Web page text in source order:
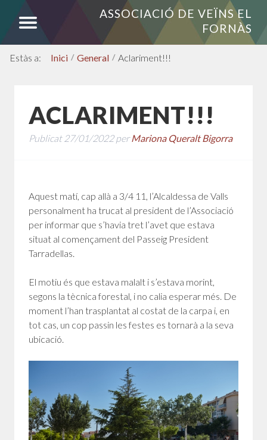
ASSOCIACIÓ DE VEÏNS EL
FORNÀS
Inici / General / Aclariment!!!
ACLARIMENT!!!
Publicat 27/01/2022perMariona Queralt Bigorra
Aquest matí, cap allà a 3/4 11, l’Alcaldessa de Valls
personalment ha trucat al president de l’Associació
per informar que s’havia tret l’avet que estava
situat al començament del Passeig President
Tarradellas.
El motiu és que estava malalt i s’estava morint,
segons la tècnica forestal, i no calia esperar més. De
moment l’han trasplantat al costat de la carpa i, en
tot cas, un cop passin les festes es tornarà a la seva
ubicació.